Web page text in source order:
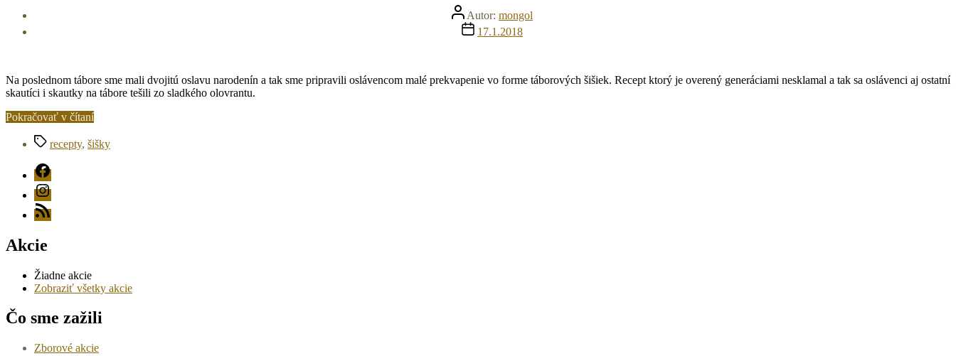
Autor
článku
Autor: mongol
Dátum
článku
17.1.2018
Na poslednom tábore sme mali dvojitú oslavu narodenín a tak sme pripravili oslávencom malé prekvapenie vo forme táborových šišiek. Recept ktorý je overený generáciami nesklamal a tak sa oslávenci aj ostatní
skautíci i skautky na tábore tešili zo sladkého olovrantu.
Pokračovať v čítaní„Táborová
–
Značky
recepty, šišky
FB
Instagram
RSS
Akcie
Žiadne akcie
Zobraziť všetky akcie
Čo sme zažili
Zborové akcie